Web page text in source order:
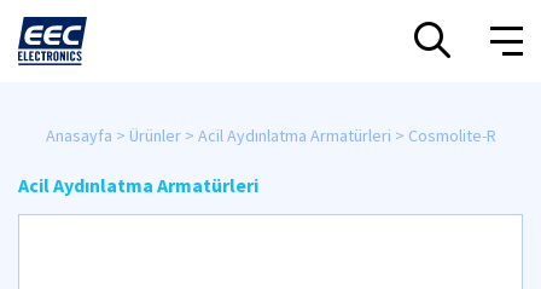
Anasayfa Ürünler Acil Aydınlatma Armatürleri Cosmolite-R
Acil Aydınlatma Armatürleri